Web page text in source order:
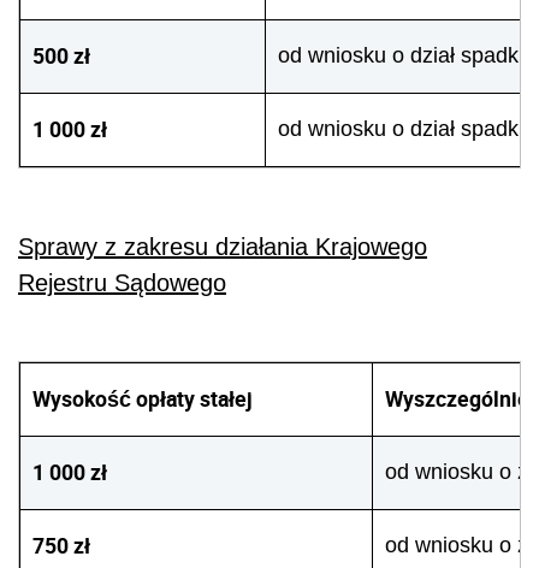
500 zł od wniosku o dział
1 000 zł od wniosku o dział spadku
Sprawy z zakresu działania Krajowego
Rejestru Sądowego
Wysokość opłaty stałej
1 000 zł od wniosku o
750 zł od wniosku o